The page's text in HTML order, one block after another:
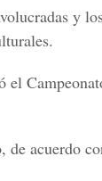
y
de acuerdo